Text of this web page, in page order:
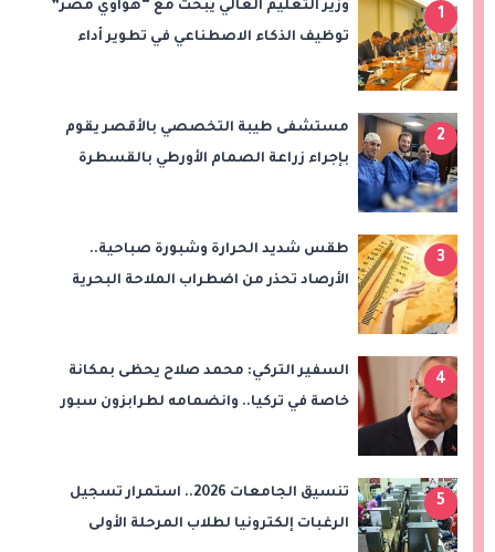
1
وزير التعليم العالي يبحث مع “هواوي مصر”
توظيف الذكاء الاصطناعي في تطوير أداء
2
مستشفى طيبة التخصصي بالأقصر يقوم
بإجراء زراعة الصمام الأورطي بالقسطرة
3
طقس شديد الحرارة وشبورة صباحية..
الأرصاد تحذر من اضطراب الملاحة البحرية
4
السفير التركي: محمد صلاح يحظى بمكانة
خاصة في تركيا.. وانضمامه لطرابزون سبور
5
تنسيق الجامعات 2026.. استمرار تسجيل
الرغبات إلكترونيا لطلاب المرحلة الأولى